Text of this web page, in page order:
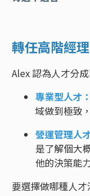
轉任高階經
Alex 認為人才分
專業型人才：
域做到極致
營運管理人
是了解個大
他的決策能
要選擇做哪種人